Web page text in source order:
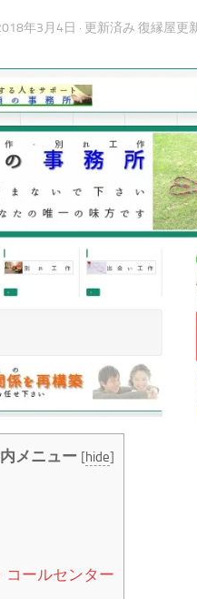
年3月4日 · 更新済み 復縁屋更
メニュー [hide]
コールセンター